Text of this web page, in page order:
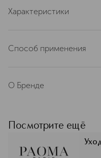
Характеристики
Способ применения
массирующими
О Бренде
Посмотрите ещё